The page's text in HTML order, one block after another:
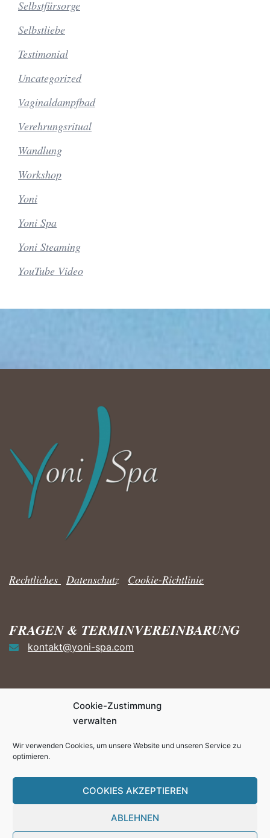
Cookie-Zustimmung
verwalten
Wir verwenden Cookies, um unsere Website und unseren Service zu
optimieren.
COOKIES AKZEPTIEREN
ABLEHNEN
Selbstfürsorge
Selbstliebe
Testimonial
Uncategorized
Vaginaldampfbad
Verehrungsritual
Wandlung
Workshop
Yoni
Yoni Spa
Yoni Steaming
YouTube Video
Rechtliches Datenschutz Cookie-Richtlinie
FRAGEN & TERMINVEREINBARUNG
kontakt@yoni-spa.com
HÄUFIGE FRAGEN ZUM YONI
FAQ
Angebote und Preise